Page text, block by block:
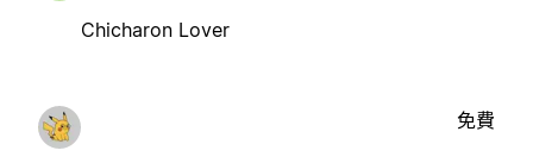
Chicharon Lover
免費